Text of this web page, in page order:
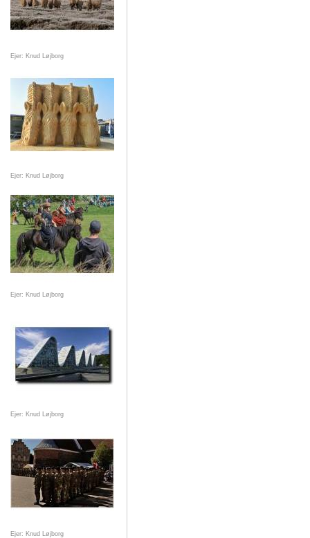
Ejer: Knud Løjborg
Ejer: Knud Løjborg
Ejer: Knud Løjborg
Ejer: Knud Løjborg
Ejer: Knud Løjborg